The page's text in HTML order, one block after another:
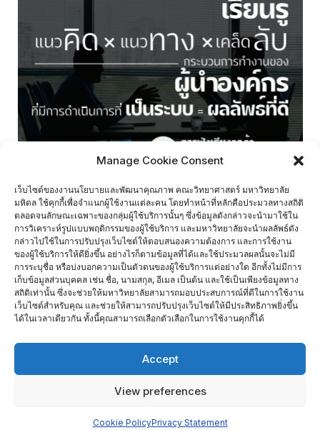
Manage Cookie Consent
เว็บไซต์ของงานนโยบายและพัฒนาคุณภาพ คณะวิทยาศาสตร์ มหาวิทยาลัย
มหิดล ใช้คุกกี้เพื่อจำแนกผู้ใช้งานแต่ละคน โดยทำหน้าที่หลักคือประมวลทางสถิติ
ตลอดจนลักษณะเฉพาะของกลุ่มผู้ใช้บริการนั้นๆ ซึ่งข้อมูลดังกล่าวจะนำมาใช้ใน
การวิเคราะห์รูปแบบพฤติกรรมของผู้ใช้บริการ และมหาวิทยาลัยจะนำผลลัพธ์ดัง
กล่าวไปใช้ในการปรับปรุงเว็บไซต์ให้ตอบสนองความต้องการ และการใช้งาน
ของผู้ใช้บริการให้ดียิ่งขึ้น อย่างไรก็ตามข้อมูลที่ได้และใช้ประมวลผลนั้นจะไม่มี
การระบุชื่อ หรือบ่งบอกความเป็นตัวตนของผู้ใช้บริการแต่อย่างใด อีกทั้งไม่มีการ
เก็บข้อมูลส่วนบุคคล เช่น ชื่อ, นามสกุล, อีเมล เป็นต้น และใช้เป็นเพียงข้อมูลทาง
สถิติเท่านั้น ซึ่งจะช่วยให้มหาวิทยาลัยสามารถมอบประสบการณ์ที่ดีในการใช้งาน
เว็บไซต์สำหรับคุณ และช่วยให้สามารถปรับปรุงเว็บไซต์ให้มีประสิทธิภาพยิ่งขึ้น
ได้ในเวลาเดียวกัน ทั้งนี้คุณสามารถเลือกตัวเลือกในการใช้งานคุกกี้ได้
Accept
View preferences
Cookie PolicyPrivacy Statement
ที่มา :
จำนวนผู้เยี่ยมชม : 598